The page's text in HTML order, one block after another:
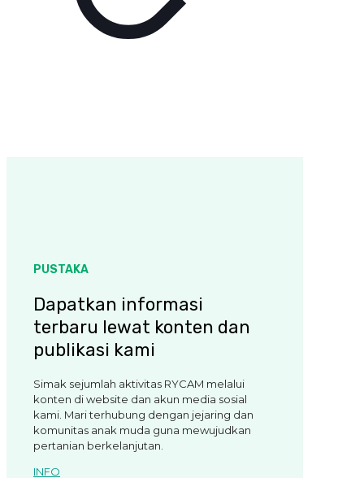
PUSTAKA
Dapatkan informasi
terbaru lewat konten dan
publikasi kami
Simak sejumlah aktivitas RYCAM melalui
konten di website dan akun media sosial
kami. Mari terhubung dengan jejaring dan
komunitas anak muda guna mewujudkan
pertanian berkelanjutan.
INFO